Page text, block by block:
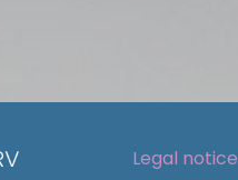
Legal notice